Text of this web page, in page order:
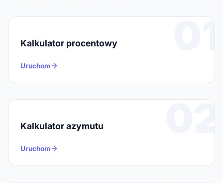
01
Kalkulator procentowy
Uruchom
02
Kalkulator azymutu
Uruchom